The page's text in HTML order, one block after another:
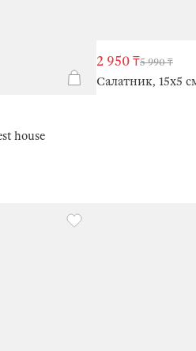
house
2 950 ₸5 990 ₸
Салатник, 15х5